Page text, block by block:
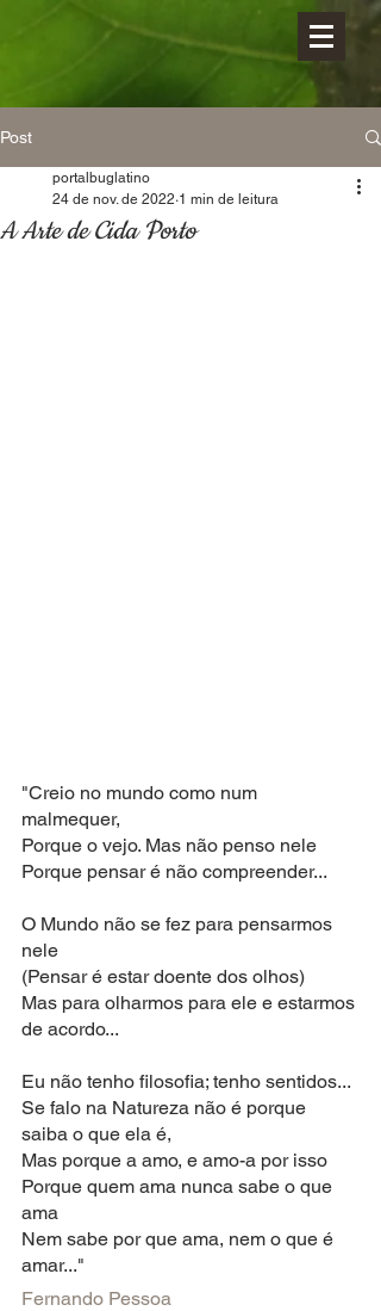
Post
A Arte de Cida Porto
portalbuglatino
24 de nov. de 2022 1 min de leitura
"Creio no mundo como num
malmequer,
Porque o vejo. Mas não penso nele
Porque pensar é não compreender...
O Mundo não se fez para pensarmos
nele
(Pensar é estar doente dos olhos)
Mas para olharmos para ele e estarmos
de acordo...
Eu não tenho filosofia; tenho sentidos...
Se falo na Natureza não é porque
saiba o que ela é,
Mas porque a amo, e amo-a por isso
Porque quem ama nunca sabe o que
ama
Nem sabe por que ama, nem o que é
amar..."
Fernando Pessoa